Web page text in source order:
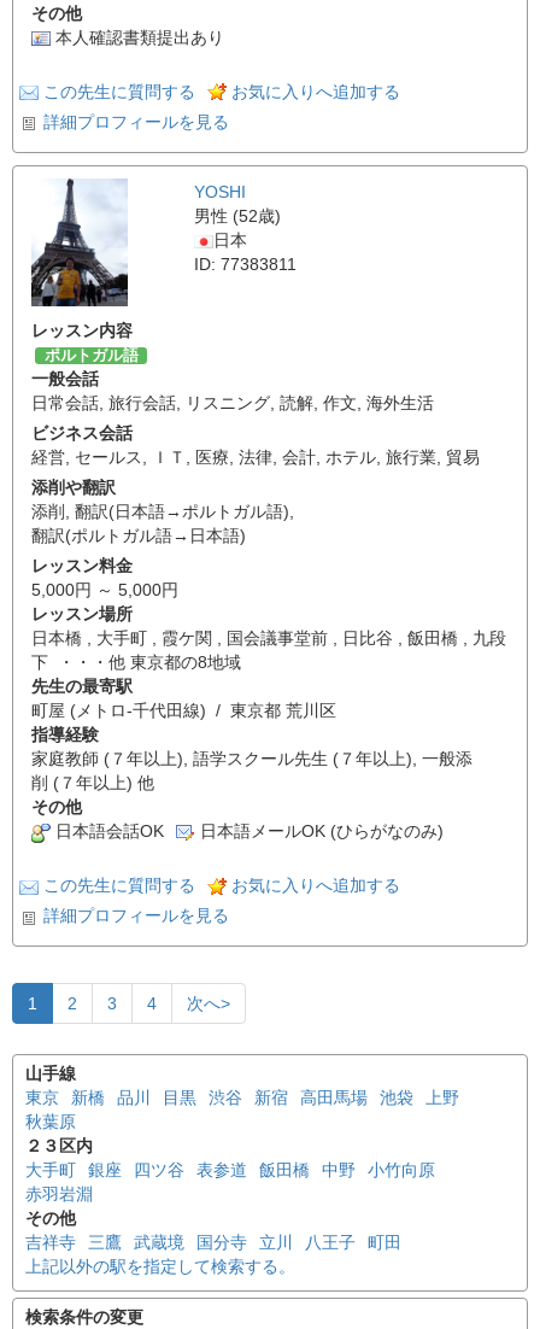
その他
本人確認書類提出あり
この先生に質問する
お気に入りへ追加する
詳細プロフィールを見る
YOSHI
男性 (52歳)
日本
ID: 77383811
レッスン内容
ポルトガル語
一般会話
日常会話, 旅行会話, リスニング, 読解, 作文, 海外生活
ビジネス会話
経営, セールス, ＩＴ , 医療, 法律, 会計, ホテル, 旅行業, 貿易
添削や翻訳
添削 , 翻訳(日本語→ポルトガル語),
翻訳(ポルトガル語→日本語)
レッスン料金
5,000円 ～ 5,000円
レッスン場所
日本橋 , 大手町 , 霞ケ関 , 国会議事堂前 , 日比谷 , 飯田橋 , 九段
下 ・・・他 東京都の8地域
先生の最寄駅
町屋 (メトロ-千代田線) / 東京都 荒川区
指導経験
家庭教師 (７年以上), 語学スクール先生 (７年以上), 一般添
削 (７年以上) 他
その他
日本語会話OK
日本語メールOK (ひらがなのみ)
この先生に質問する
お気に入りへ追加する
詳細プロフィールを見る
1 2 3 4 次へ>
山手線
東京
新橋 品川 目黒 渋谷 新宿 高田馬場 池袋
上野
秋葉原
２３区内
大手町
銀座 四ツ谷 表参道 飯田橋 中野
小竹向原
赤羽岩淵
その他
吉祥寺
三鷹 武蔵境 国分寺 立川 八王子
町田
上記以外の駅を指定して検索する。
検索条件の変更